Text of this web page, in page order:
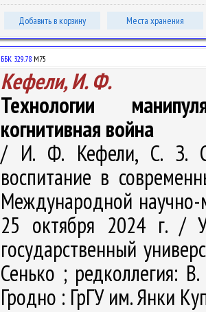
Добавить в корзину Места хранения
ББК 329.78 М75
Кефели, И. Ф.
Технологии
когнитивная война
/ И. Ф. Кефели, С. З.
воспитание в
Международной
25 октября 2024 г. /
государственный
Сенько ; редколлегия:
Гродно : ГрГУ им. Янки